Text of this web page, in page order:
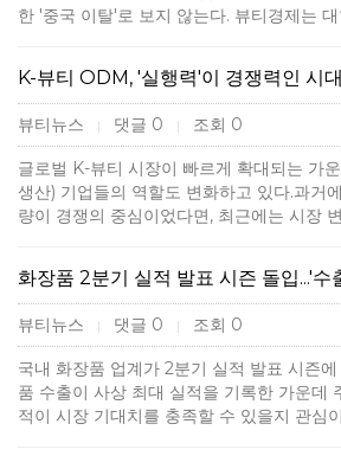
한 '중국 이탈'로 보지 않는다. 뷰티경제는
K-뷰티 ODM, '실행력'이 경쟁력인 시대
뷰티뉴스 | 댓글 0 | 조회 0
글로벌 K-뷰티 시장이 빠르게 확대되는 가
생산) 기업들의 역할도 변화하고 있다.과거
량이 경쟁의 중심이었다면, 최근에는 시장
화장품 2분기 실적 발표 시즌 돌입...'수
뷰티뉴스 | 댓글 0 | 조회 0
국내 화장품 업계가 2분기 실적 발표 시즌
품 수출이 사상 최대 실적을 기록한 가운데
적이 시장 기대치를 충족할 수 있을지 관심